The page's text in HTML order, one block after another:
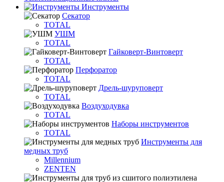
Инструменты
Секатор
TOTAL
УШМ
TOTAL
Гайковерт-Винтоверт
TOTAL
Перфоратор
TOTAL
Дрель-шуруповерт
TOTAL
Воздуходувка
TOTAL
Наборы инструментов
TOTAL
Инструменты для
медных труб
Millennium
ZENTEN